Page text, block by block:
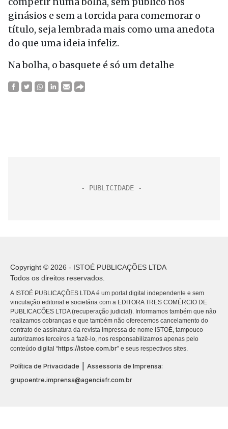
ginásios e sem a torcida para comemorar o
título, seja lembrada mais como uma anedota
do que uma ideia infeliz.
Na bolha, o basquete é só um detalhe
Copyright © 2026 - ISTOÉ PUBLICAÇÕES LTDA
Todos os direitos reservados.
A ISTOÉ PUBLICAÇÕES LTDA é um portal digital independente e sem
vinculação editorial e societária com a EDITORA TRES COMÉRCIO DE
PUBLICACÕES LTDA (recuperação judicial). Informamos também que não
realizamos cobranças e que também não oferecemos cancelamento do
contrato de assinatura da revista impressa de nome ISTOÉ, tampouco
autorizamos terceiros a fazê-lo, nos responsabilizamos apenas pelo
conteúdo digital “https://istoe.com.br” e seus respectivos sites.
Política de Privacidade | Assessoria de Imprensa:
grupoentre.imprensa@agenciafr.com.br